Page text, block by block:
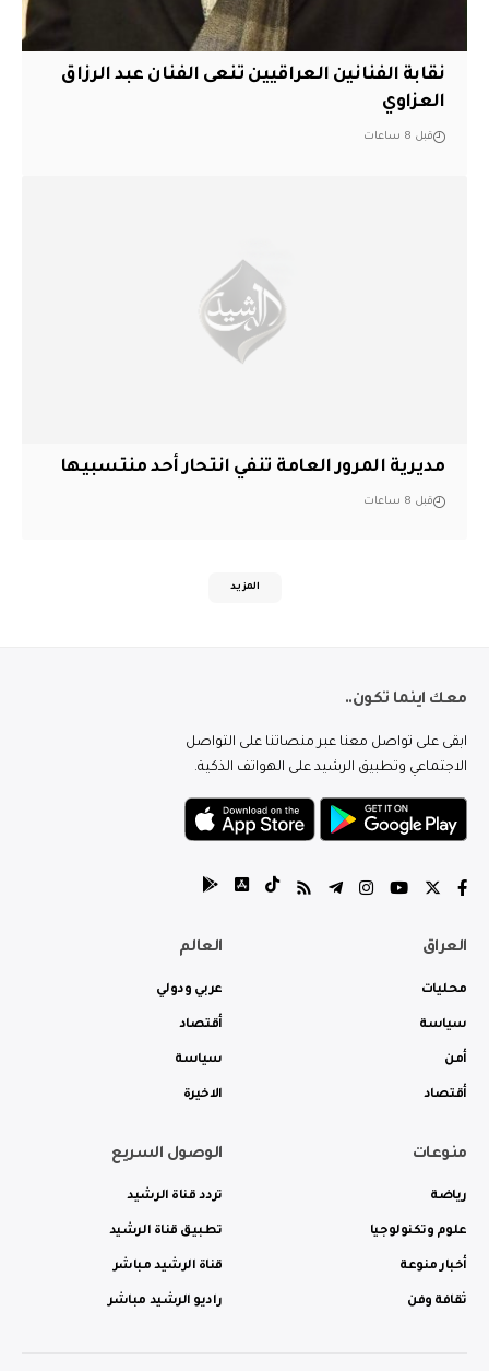
نقابة الفنانين العراقيين تنعى الفنان عبد الرزاق
العزاوي
قبل 8 ساعات
مديرية المرور العامة تنفي انتحار أحد منتسبيها
قبل 8 ساعات
المزيد
معك اينما تكون..
ابقى على تواصل معنا عبر منصاتنا على التواصل
الاجتماعي وتطبيق الرشيد على الهواتف الذكية.
العراق
محليات
سياسة
أمن
أقتصاد
العالم
عربي ودولي
أقتصاد
سياسة
الاخيرة
منوعات
رياضة
علوم وتكنولوجيا
أخبار منوعة
ثقافة وفن
الوصول السريع
تردد قناة الرشيد
تطبيق قناة الرشيد
قناة الرشيد مباشر
راديو الرشيد مباشر